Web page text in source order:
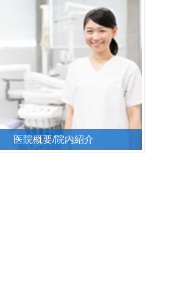
医院概要/院内紹介